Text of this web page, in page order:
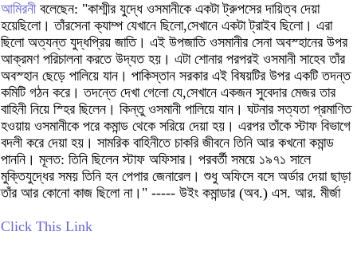
আমিরনীবলেছেন: "কাশ্মীর যুদ্ধে ওসমানীকে একটা ট্রুপসের দায়িত্ব দেয়া
হয়েছিলো। তাঁরসেনা ক্যাম্প যেখানে ছিলো,সেখানে একটা ট্রাইব ছিলো। এরা
ছিলো অত্যন্ত যুদ্ধপ্রিয় জাতি। এই উপজাতি ওসমানীর সেনা অবস্হানের উপর
আক্রমণ পরিচালনা করতে উদ্যত হয়। এটা শোনার পরপরই ওসমানী সাহেব তাঁর
অবস্হান ছেড়ে পালিয়ে যান। পাকিস্তান সরকার এই বিষয়টির উপর একটি তদন্ত
কমিটি গঠন করে। তদন্তে দেখা গেলো যে,সেখানে একজন সুবেদার মেজর তার
বাহিনী নিয়ে স্হির ছিলেন। কিন্তু ওসমানী পালিয়ে যান। ঘটনার সত্যতা প্রমাণিত
হওয়ায় ওসমানীকে পরে কমান্ড থেকে সরিয়ে দেয়া হয়। এরপর তাঁকে স্টাফ বিভাগে
বদলী করে দেয়া হয়। সামরিক বাহিনীতে চাকরি জীবনে তিনি আর কখনো কমান্ড
পাননি। মূলত: তিনি ছিলেন স্টাফ অফিসার। পরবর্তী সময়ে ১৯৭১ সালে
মুক্তিযুদ্ধের সময় তিনি হন পেপার জেনারেল। শুধু অফিসে বসে অর্ডার দেয়া ছাড়া
তাঁর আর কোনো কাজ ছিলো না।" ----- উইং কমান্ডার (অব.) এস. আর. মীর্জা
Click This Link